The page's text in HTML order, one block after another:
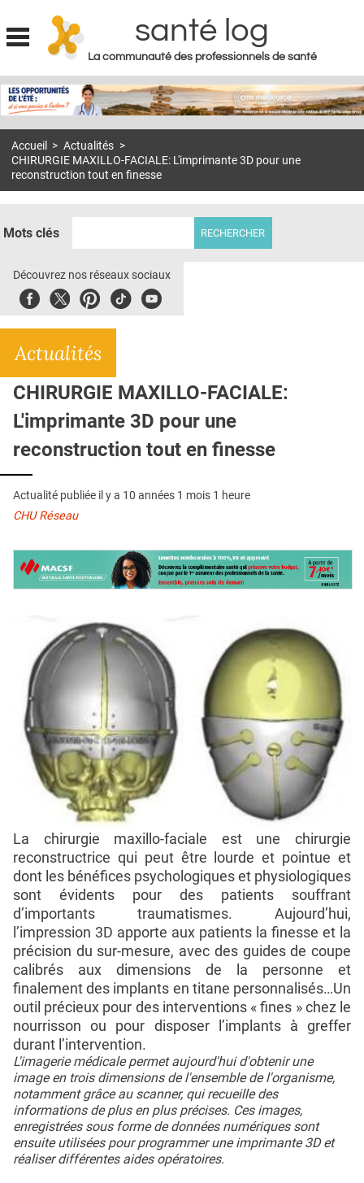
Jump to navigation
santé log
La communauté des professionnels de santé
MON COMPTE
S'ABONNER À LA REVUE SOIN À DOMICILE
E-REVUE SAD
THÉMA
CRÉDITS
Accueil > Actualités >
CHIRURGIE MAXILLO-FACIALE: L'imprimante 3D pour une
reconstruction tout en finesse
Mots clés
Découvrez nos réseaux sociaux
FacebookTwitterPinterest
TiktokYoubute
Actualités
CHIRURGIE MAXILLO-FACIALE:
L'imprimante 3D pour une
reconstruction tout en finesse
Actualité publiée il y a 10 années 1 mois 1 heure
CHU Réseau
La chirurgie maxillo-faciale est une chirurgie
reconstructrice qui peut être lourde et pointue et
dont les bénéfices psychologiques et physiologiques
sont évidents pour des patients souffrant
d’importants traumatismes. Aujourd’hui,
l’impression 3D apporte aux patients la finesse et la
précision du sur-mesure, avec des guides de coupe
calibrés aux dimensions de la personne et
finalement des implants en titane personnalisés…Un
outil précieux pour des interventions « fines » chez le
nourrisson ou pour disposer l’implants à greffer
durant l’intervention.
L'imagerie médicale permet aujourd'hui d'obtenir une
image en trois dimensions de l'ensemble de l'organisme,
notamment grâce au scanner, qui recueille des
informations de plus en plus précises. Ces images,
enregistrées sous forme de données numériques sont
ensuite utilisées pour programmer une imprimante 3D et
réaliser différentes aides opératoires.